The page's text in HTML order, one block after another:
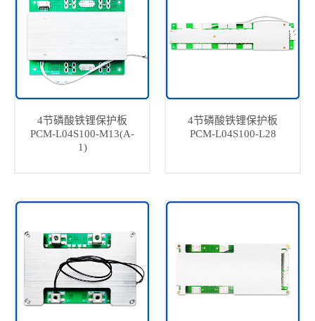
4节磷酸铁锂保护板
PCM-L04S100-M13(A-
1)
4节磷酸铁锂保护板
PCM-L04S100-L28